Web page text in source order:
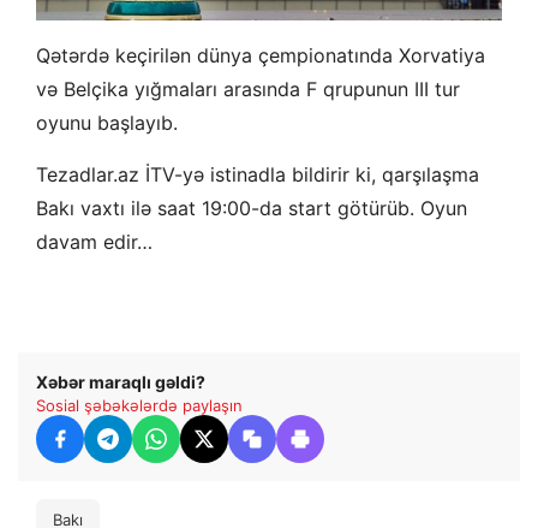
Qətərdə keçirilən dünya çempionatında Xorvatiya
və Belçika yığmaları arasında F qrupunun III tur
oyunu başlayıb.
Tezadlar.az İTV-yə istinadla bildirir ki, qarşılaşma
Bakı vaxtı ilə saat 19:00-da start götürüb. Oyun
davam edir…
Xəbər maraqlı gəldi?
Sosial şəbəkələrdə paylaşın
Bakı